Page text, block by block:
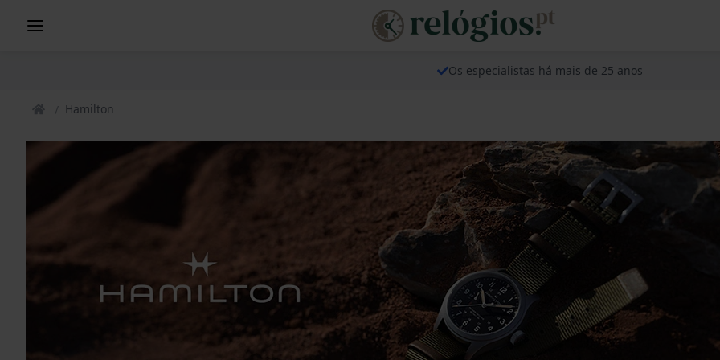
Os especialistas há mais de 25 anos
Hamilton